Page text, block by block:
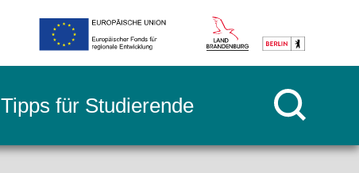
Tipps für Studierende